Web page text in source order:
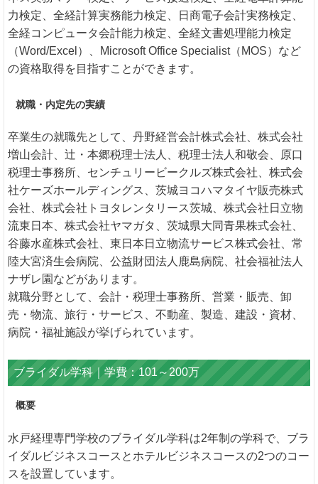
力検定、全経計算実務能力検定、日商電子会計実務検定、
全経コンピュータ会計能力検定、全経文書処理能力検定
（Word/Excel）、Microsoft Office Specialist（MOS）など
の資格取得を目指すことができます。
就職・内定先の実績
卒業生の就職先として、丹野経営会計株式会社、株式会社
増山会計、辻・本郷税理士法人、税理士法人和敬会、原口
税理士事務所、センチュリービークルズ株式会社、株式会
社ケーズホールディングス、茨城ヨコハマタイヤ販売株式
会社、株式会社トヨタレンタリース茨城、株式会社日立物
流東日本、株式会社ヤマガタ、茨城県大同青果株式会社、
谷藤水産株式会社、東日本日立物流サービス株式会社、常
陸大宮済生会病院、公益財団法人鹿島病院、社会福祉法人
ナザレ園などがあります。
就職分野として、会計・税理士事務所、営業・販売、卸
売・物流、旅行・サービス、不動産、製造、建設・資材、
病院・福祉施設が挙げられています。
ブライダル学科｜学費：101～200万
概要
水戸経理専門学校のブライダル学科は2年制の学科で、ブラ
イダルビジネスコースとホテルビジネスコースの2つのコー
スを設置しています。